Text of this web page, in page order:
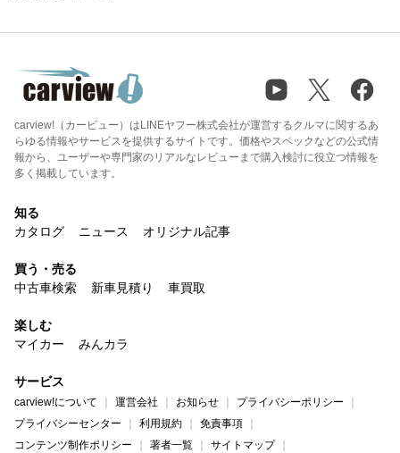
carview!（カービュー）はLINEヤフー株式会社が運営するクルマに関するあ
らゆる情報やサービスを提供するサイトです。価格やスペックなどの公式情
報から、ユーザーや専門家のリアルなレビューまで購入検討に役立つ情報を
多く掲載しています。
知る
カタログ
ニュース オリジナル記事
買う・売る
中古車検索
新車見積り 車買取
楽しむ
マイカー
みんカラ
サービス
carview!について 運営会社 お知らせ
プライバシーポリシー
プライバシーセンター
利用規約
免責事項
コンテンツ制作ポリシー
著者一覧 サイトマップ